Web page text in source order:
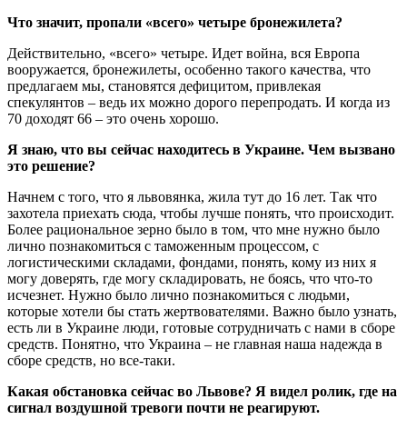
Что значит, пропали «всего» четыре бронежилета?
Действительно, «всего» четыре. Идет война, вся Европа
вооружается, бронежилеты, особенно такого качества, что
предлагаем мы, становятся дефицитом, привлекая
спекулянтов – ведь их можно дорого перепродать. И когда из
70 доходят 66 – это очень хорошо.
Я знаю, что вы сейчас находитесь в Украине. Чем вызвано
это решение?
Начнем с того, что я львовянка, жила тут до 16 лет. Так что
захотела приехать сюда, чтобы лучше понять, что происходит.
Более рациональное зерно было в том, что мне нужно было
лично познакомиться с таможенным процессом, с
логистическими складами, фондами, понять, кому из них я
могу доверять, где могу складировать, не боясь, что что-то
исчезнет. Нужно было лично познакомиться с людьми,
которые хотели бы стать жертвователями. Важно было узнать,
есть ли в Украине люди, готовые сотрудничать с нами в сборе
средств. Понятно, что Украина – не главная наша надежда в
сборе средств, но все-таки.
Какая обстановка сейчас во Львове? Я видел ролик, где на
сигнал воздушной тревоги почти не реагируют.